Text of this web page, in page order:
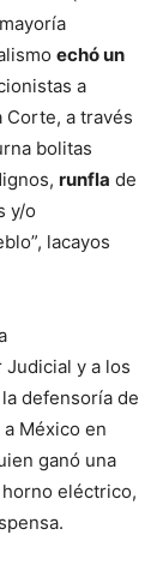
echó un
a
Corte, a través
bolitas
runfla de
y/o
lacayos
y a los
defensoría de
México en
ganó una
eléctrico,